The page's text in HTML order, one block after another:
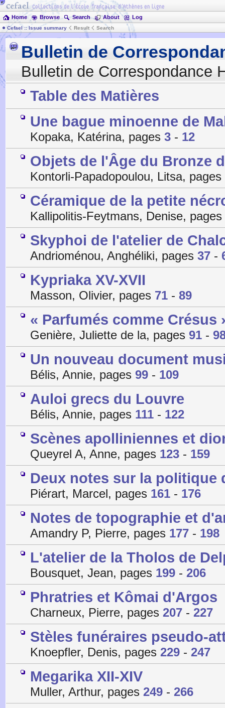
Home Browse Search About Log
Cefael :: Issue summary Result Search
Bulletin de
Bulletin de Correspondance
Table des Matières
Une bague minoenne de
Kopaka, Katérina, pages 3 - 12
Objets de l'Âge du Bronze
Kontorli-Papadopoulou, Litsa, pages
Céramique de la petite
Kallipolitis-Feytmans, Denise, pages
Skyphoi de l'atelier de
Andrioménou, Anghéliki, pages 37 -
Kypriaka XV-XVII
Masson, Olivier, pages 71 - 89
« Parfumés comme
Genière, Juliette de la, pages 91 -
Un nouveau document
Bélis, Annie, pages 99 - 109
Auloi grecs du Louvre
Bélis, Annie, pages 111 - 122
Scènes apolliniennes et
Queyrel A, Anne, pages 123 - 159
Deux notes sur la politique
Piérart, Marcel, pages 161 - 176
Notes de topographie et
Amandry P, Pierre, pages 177 - 198
L'atelier de la Tholos de
Bousquet, Jean, pages 199 - 206
Phratries et Kômai d'Argos
Charneux, Pierre, pages 207 - 227
Stèles funéraires pseudo-
Knoepfler, Denis, pages 229 - 247
Megarika XII-XIV
Muller, Arthur, pages 249 - 266